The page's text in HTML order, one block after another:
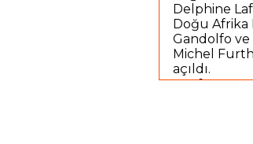
Delphine
Doğu Afrika
Gandolfo ve
Michel
açıldı.